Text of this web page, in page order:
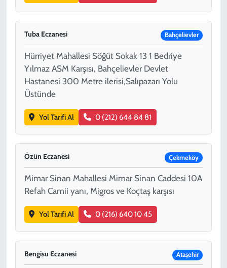
Tuba Eczanesi Bahçelievler
Hürriyet Mahallesi Söğüt Sokak 13 1 Bedriye
Yılmaz ASM Karşısı, Bahçelievler Devlet
Hastanesi 300 Metre ilerisi,Salıpazarı Yolu
Üstünde
Yol Tarifi Al 0 (212) 644 84 81
Özün Eczanesi Çekmeköy
Mimar Sinan Mahallesi Mimar Sinan Caddesi 10A
Refah Camii yanı, Migros ve Koçtaş karşısı
Yol Tarifi Al 0 (216) 640 10 45
Bengisu Eczanesi Ataşehir